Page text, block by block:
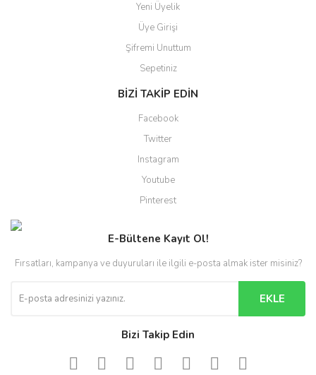
Yeni Üyelik
Üye Girişi
Şifremi Unuttum
Sepetiniz
BİZİ TAKİP EDİN
Facebook
Twitter
Instagram
Youtube
Pinterest
E-Bültene Kayıt Ol!
Fırsatları, kampanya ve duyuruları ile ilgili e-posta almak ister misiniz?
EKLE
Bizi Takip Edin